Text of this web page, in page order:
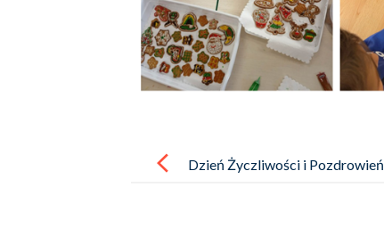
navigationDzień Życzliwości i Pozdrowień